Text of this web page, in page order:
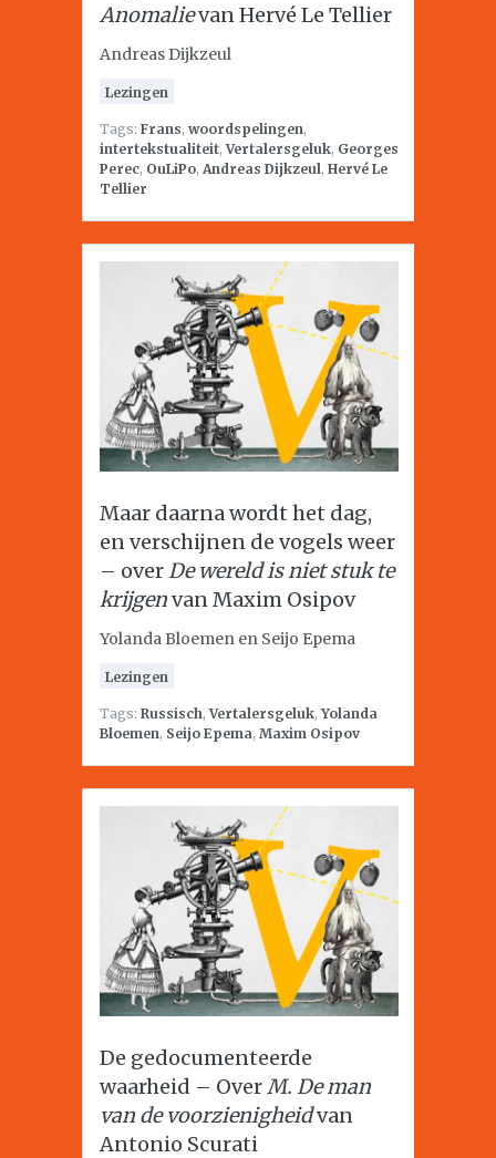
Anomalievan Hervé Le Tellier
Andreas Dijkzeul
Lezingen
Tags: Frans, woordspelingen,
intertekstualiteit,Vertalersgeluk, Georges
Perec, OuLiPo, Andreas Dijkzeul, Hervé Le
Tellier
Maar daarna wordt het dag,
en verschijnen de vogels weer
– overDe wereld is niet stuk te
krijgenvan Maxim Osipov
Yolanda Bloemen en Seijo Epema
Lezingen
Tags: Russisch,Vertalersgeluk,Yolanda
Bloemen, Seijo Epema, Maxim Osipov
De gedocumenteerde
waarheid – OverM. De man
van de voorzienigheidvan
Antonio Scurati